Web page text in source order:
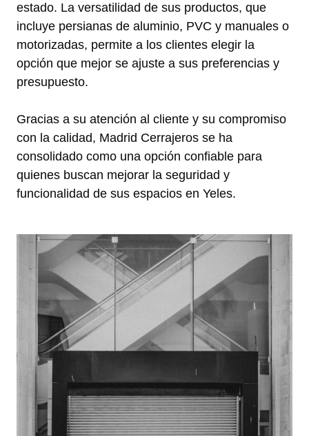
estado. La versatilidad de sus productos, que
incluye persianas de aluminio, PVC y manuales o
motorizadas, permite a los clientes elegir la
opción que mejor se ajuste a sus preferencias y
presupuesto.
Gracias a su atención al cliente y su compromiso
con la calidad, Madrid Cerrajeros se ha
consolidado como una opción confiable para
quienes buscan mejorar la seguridad y
funcionalidad de sus espacios en Yeles.